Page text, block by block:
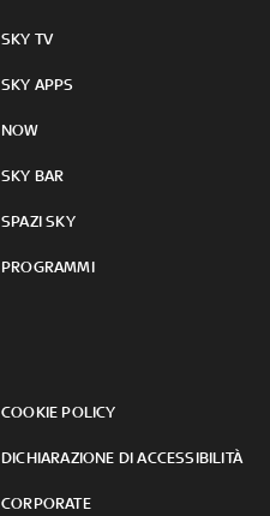
SKY TV
SKY APPS
NOW
SKY BAR
SPAZI SKY
PROGRAMMI
COOKIE POLICY
DICHIARAZIONE DI ACCESSIBILITÀ
CORPORATE